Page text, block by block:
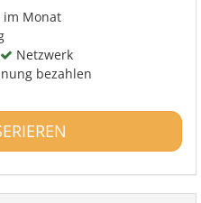
im Monat
Netzwerk
bezahlen